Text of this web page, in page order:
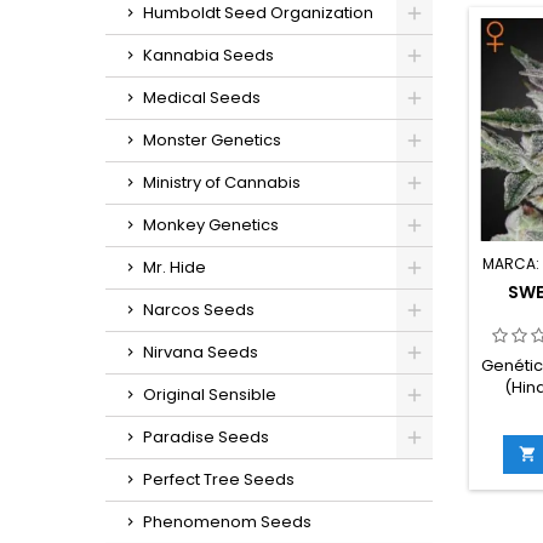
Humboldt Seed Organization
Kannabia Seeds
Medical Seeds
Monster Genetics
Ministry of Cannabis
Monkey Genetics
Mr. Hide
Narcos Seeds
Nirvana Seeds
Original Sensible
Paradise Seeds
Perfect Tree Seeds
Phenomenom Seeds
g/
g/
en
en
MARCA:
THC:
